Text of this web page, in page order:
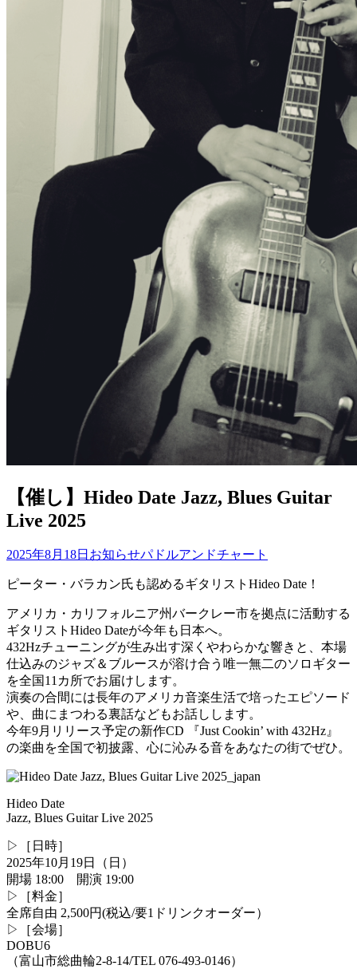
【催し】Hideo Date Jazz, Blues Guitar
Live 2025
2025年8月18日 お知らせパドルアンドチャート
ピーター・バラカン氏も認めるギタリストHideo Date！
アメリカ・カリフォルニア州バークレー市を拠点に活動する
ギタリストHideo Dateが今年も日本へ。
432Hzチューニングが生み出す深くやわらかな響きと、本場
仕込みのジャズ＆ブルースが溶け合う唯一無二のソロギター
を全国11カ所でお届けします。
演奏の合間には長年のアメリカ音楽生活で培ったエピソード
や、曲にまつわる裏話などもお話しします。
今年9月リリース予定の新作CD 『Just Cookin’ with 432Hz』
の楽曲を全国で初披露、心に沁みる音をあなたの街でぜひ。
Hideo Date
Jazz, Blues Guitar Live 2025
▷［日時］
2025年10月19日（日）
開場 18:00 開演 19:00
▷［料金］
全席自由 2,500円(税込/要1ドリンクオーダー）
▷［会場］
DOBU6
（富山市総曲輪2-8-14/TEL 076-493-0146）